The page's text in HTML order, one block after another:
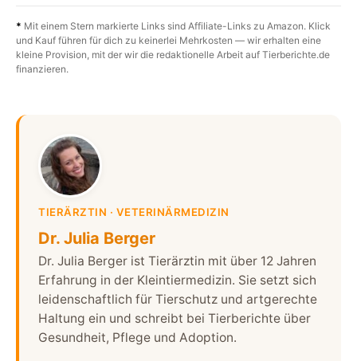
* Mit einem Stern markierte Links sind Affiliate-Links zu Amazon. Klick
und Kauf führen für dich zu keinerlei Mehrkosten — wir erhalten eine
kleine Provision, mit der wir die redaktionelle Arbeit auf Tierberichte.de
finanzieren.
TIERÄRZTIN · VETERINÄRMEDIZIN
Dr. Julia Berger
Dr. Julia Berger ist Tierärztin mit über 12 Jahren
Erfahrung in der Kleintiermedizin. Sie setzt sich
leidenschaftlich für Tierschutz und artgerechte
Haltung ein und schreibt bei Tierberichte über
Gesundheit, Pflege und Adoption.